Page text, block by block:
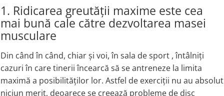
1. Ridicarea greutății maxime este cea
mai bună cale către dezvoltarea masei
musculare
Din când în când, chiar și voi, în sala de sport , întâlniți
cazuri în care tinerii încearcă să se antreneze la limita
maximă a posibilităților lor. Astfel de exerciții nu au absolut
niciun merit, deoarece se creează probleme de disc